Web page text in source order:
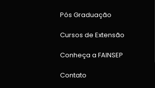
Pós Graduação
Cursos de Extensão
Conheça a FAINSEP
Contato